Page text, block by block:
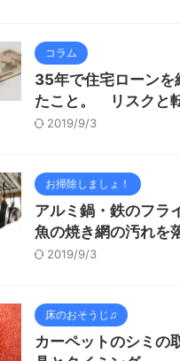
コラム
35年で住宅ローンを
たこと。 リスクと
2019/9/3
お掃除しましょ！
アルミ鍋・鉄のフラ
魚の焼き網の汚れを
2019/9/3
床のおそうじ♫
カーペットのシミの